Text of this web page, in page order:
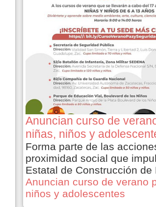
Anuncian curso de
niñas, niños y
Forma parte de las
proximidad social que
Estatal de Construcción de
Anuncian curso de verano
niños y adolescentes